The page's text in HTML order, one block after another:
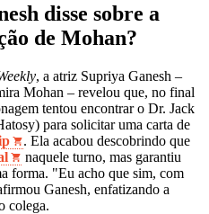
disse sobre a
de Mohan?
, a atriz Supriya Ganesh –
Mohan – revelou que, no final
tentou encontrar o Dr. Jack
para solicitar uma carta de
. Ela acabou descobrindo que
naquele turno, mas garantiu
forma. "Eu acho que sim, com
Ganesh, enfatizando a
colega.